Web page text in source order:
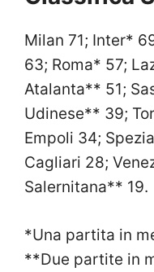
Milan 71; Inter*
63; Roma* 57;
Atalanta** 51;
Udinese** 39;
Empoli 34;
Cagliari 28;
Salernitana** 19.
*Una partita in
**Due partite in